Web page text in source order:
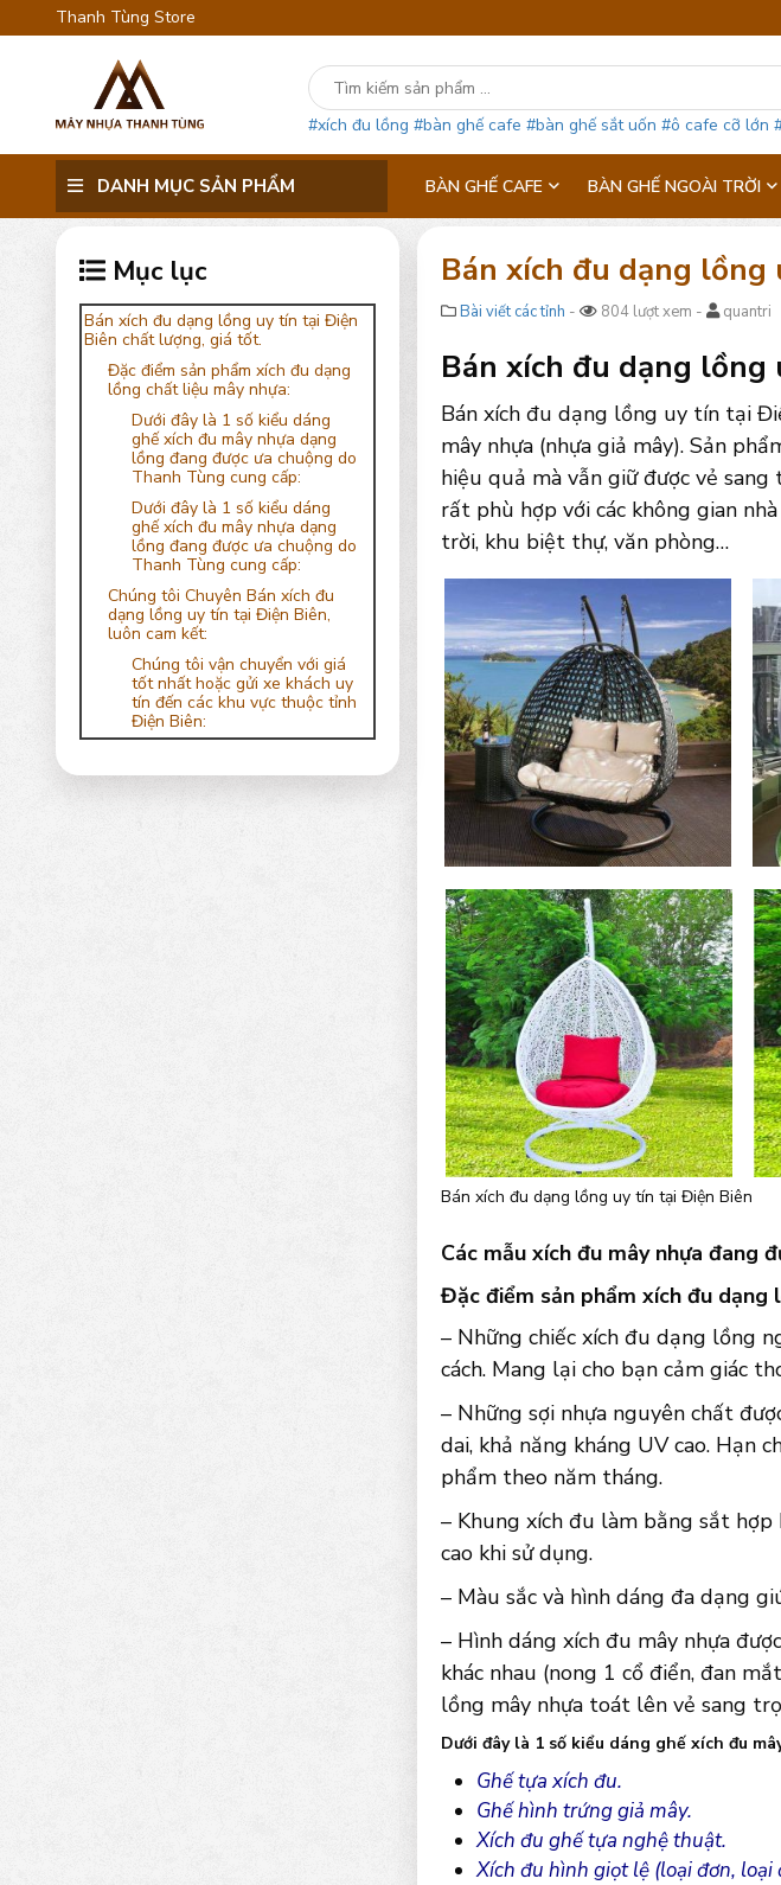
Thanh Tùng Store
#xích đu lồng #bàn ghế cafe #bàn ghế sắt uốn #ô cafe cỡ lớn
DANH MỤC SẢN PHẨM BÀN GHẾ CAFE BÀN GHẾ NGOÀI TRỜI
Mục lục
Bán xích đu dạng lồng uy tín tại Điện
Biên chất lượng, giá tốt.
Đặc điểm sản phẩm xích đu dạng
lồng chất liệu mây nhựa:
Dưới đây là 1 số kiểu dáng
ghế xích đu mây nhựa dạng
lồng đang được ưa chuộng do
Thanh Tùng cung cấp:
Dưới đây là 1 số kiểu dáng
ghế xích đu mây nhựa dạng
lồng đang được ưa chuộng do
Thanh Tùng cung cấp:
Chúng tôi Chuyên Bán xích đu
dạng lồng uy tín tại Điện Biên,
luôn cam kết:
Chúng tôi vận chuyển với giá
tốt nhất hoặc gửi xe khách uy
tín đến các khu vực thuộc tỉnh
Điện Biên:
Bán xích đu dạng
Bài viết các tỉnh - 804 lượt xem - quantri
Bán xích đu dạng
Bán xích đu dạng lồng uy tín tại
mây nhựa (nhựa giả mây). Sản
hiệu quả mà vẫn giữ được vẻ
rất phù hợp với các không gian
trời, khu biệt thự, văn phòng…
Bán xích đu dạng lồng uy tín tại Điện Biên
Các mẫu xích đu mây nhựa đang
Đặc điểm sản phẩm xích đu dạng
– Những chiếc xích đu dạng lồng
cách. Mang lại cho bạn cảm giác
– Những sợi nhựa nguyên chất
dai, khả năng kháng UV cao. Hạn
phẩm theo năm tháng.
– Khung xích đu làm bằng sắt
cao khi sử dụng.
– Màu sắc và hình dáng đa dạng
– Hình dáng xích đu mây nhựa
khác nhau (nong 1 cổ điển, đan
lồng mây nhựa toát lên vẻ sang
Dưới đây là 1 số kiểu dáng ghế xích đu
Ghế tựa xích đu.
Ghế hình trứng giả mây.
Xích đu ghế tựa nghệ thuật.
Xích đu hình giọt lệ (loại đơn, loại